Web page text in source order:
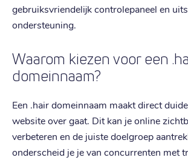
gebruiksvriendelijk controlepaneel en
ondersteuning.
Waarom kiezen voor een
domeinnaam?
Een .hair domeinnaam maakt direct
website over gaat. Dit kan je online
verbeteren en de juiste doelgroep
onderscheid je je van concurrenten met